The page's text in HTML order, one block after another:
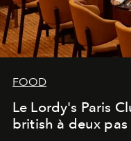
FOOD
Le Lordy's Paris
british à deux pas